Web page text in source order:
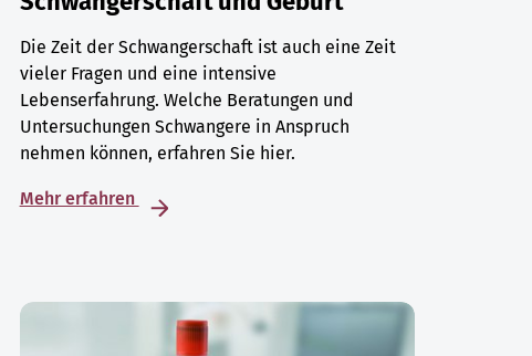
Die Zeit der Schwangerschaft ist auch eine Zeit
vieler Fragen und eine intensive
Lebenserfahrung. Welche Beratungen und
Untersuchungen Schwangere in Anspruch
nehmen können, erfahren Sie hier.
Mehr erfahren